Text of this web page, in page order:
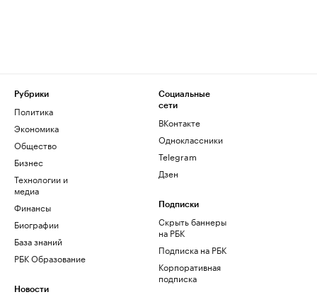
Рубрики
Политика
Экономика
Общество
Бизнес
Технологии и
медиа
Финансы
Биографии
База знаний
РБК Образование
Новости
Социальные
сети
ВКонтакте
Одноклассники
Telegram
Дзен
Подписки
Скрыть баннеры
на РБК
Подписка на РБК
Корпоративная
подписка